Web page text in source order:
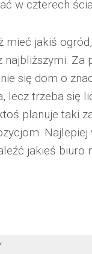
w czterech
mieć jakiś
Za
się dom o
lecz trzeba się
planuje taki
jakieś biuro